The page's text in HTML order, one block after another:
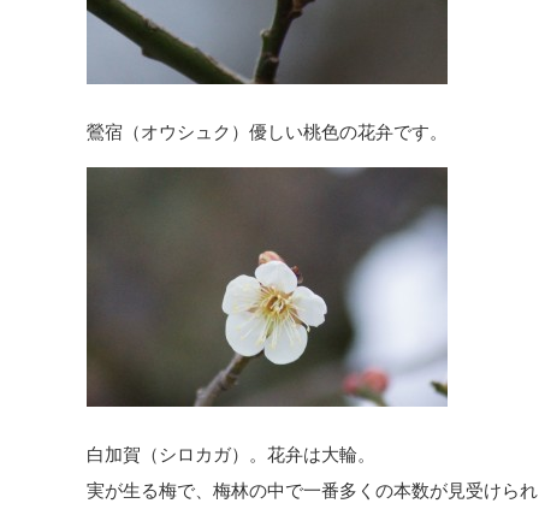
鶯宿（オウシュク）優しい桃色の花弁です。
白加賀（シロカガ）。花弁は大輪。
実が生る梅で、梅林の中で一番多くの本数が見受けら